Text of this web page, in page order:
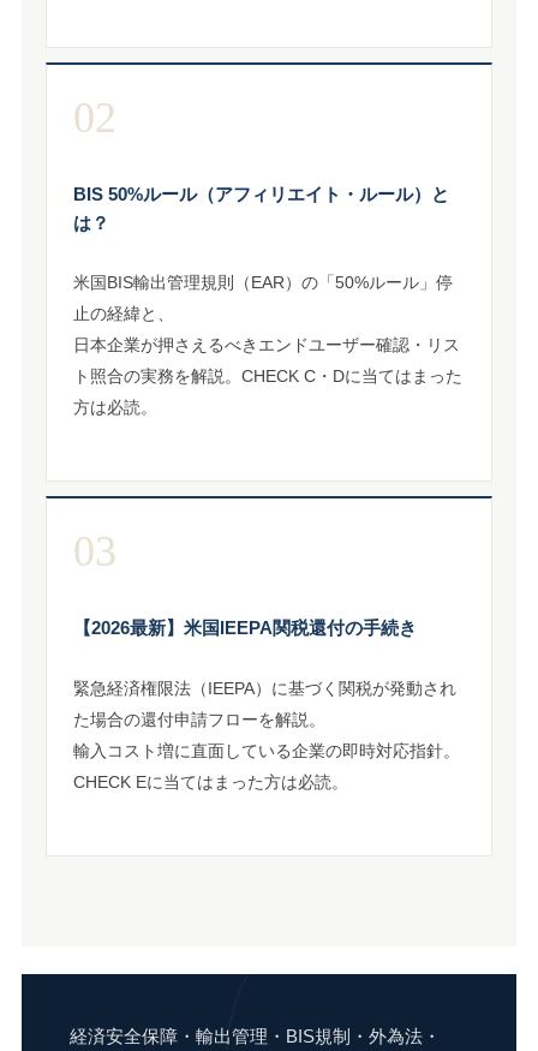
02
BIS 50%ルール（アフィリエイト・ルール）と
は？
米国BIS輸出管理規則（EAR）の「50%ルール」停
止の経緯と、
日本企業が押さえるべきエンドユーザー確認・リス
ト照合の実務を解説。CHECK C・Dに当てはまった
方は必読。
03
【2026最新】米国IEEPA関税還付の手続き
緊急経済権限法（IEEPA）に基づく関税が発動され
た場合の還付申請フローを解説。
輸入コスト増に直面している企業の即時対応指針。
CHECK Eに当てはまった方は必読。
経済安全保障・輸出管理・BIS規制・外為法・